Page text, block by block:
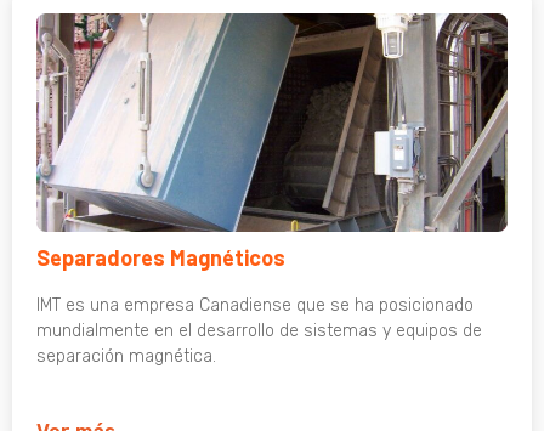
Separadores Magnéticos
IMT es una empresa Canadiense que se ha posicionado
mundialmente en el desarrollo de sistemas y equipos de
separación magnética.